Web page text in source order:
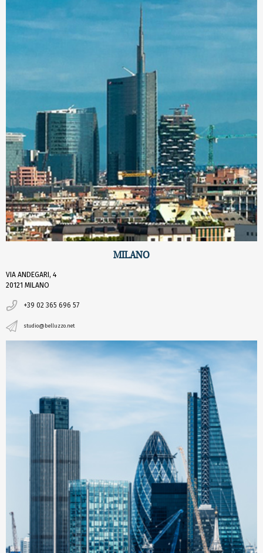
MILANO
VIA ANDEGARI, 4
20121 MILANO
+39 02 365 696 57
studio@belluzzo.net